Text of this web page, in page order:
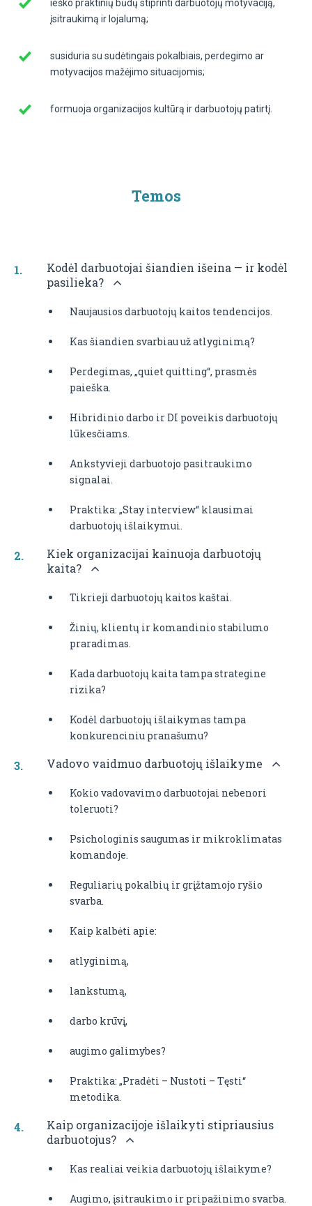
ieško praktinių būdų stiprinti darbuotojų motyvaciją,
įsitraukimą ir lojalumą;
susiduria su sudėtingais pokalbiais, perdegimo ar
motyvacijos mažėjimo situacijomis;
formuoja organizacijos kultūrą ir darbuotojų patirtį.
Temos
Kodėl darbuotojai šiandien išeina — ir kodėl
pasilieka?
Naujausios darbuotojų kaitos tendencijos.
Kas šiandien svarbiau už atlyginimą?
Perdegimas, „quiet quitting“, prasmės
paieška.
Hibridinio darbo ir DI poveikis darbuotojų
lūkesčiams.
Ankstyvieji darbuotojo pasitraukimo
signalai.
Praktika: „Stay interview“ klausimai
darbuotojų išlaikymui.
Kiek organizacijai kainuoja darbuotojų
kaita?
Tikrieji darbuotojų kaitos kaštai.
Žinių, klientų ir komandinio stabilumo
praradimas.
Kada darbuotojų kaita tampa strategine
rizika?
Kodėl darbuotojų išlaikymas tampa
konkurenciniu pranašumu?
Vadovo vaidmuo darbuotojų išlaikyme
Kokio vadovavimo darbuotojai nebenori
toleruoti?
Psichologinis saugumas ir mikroklimatas
komandoje.
Reguliarių pokalbių ir grįžtamojo ryšio
svarba.
Kaip kalbėti apie:
atlyginimą,
lankstumą,
darbo krūvį,
augimo galimybes?
Praktika: „Pradėti – Nustoti – Tęsti“
metodika.
Kaip organizacijoje išlaikyti stipriausius
darbuotojus?
Kas realiai veikia darbuotojų išlaikyme?
Augimo, įsitraukimo ir pripažinimo svarba.